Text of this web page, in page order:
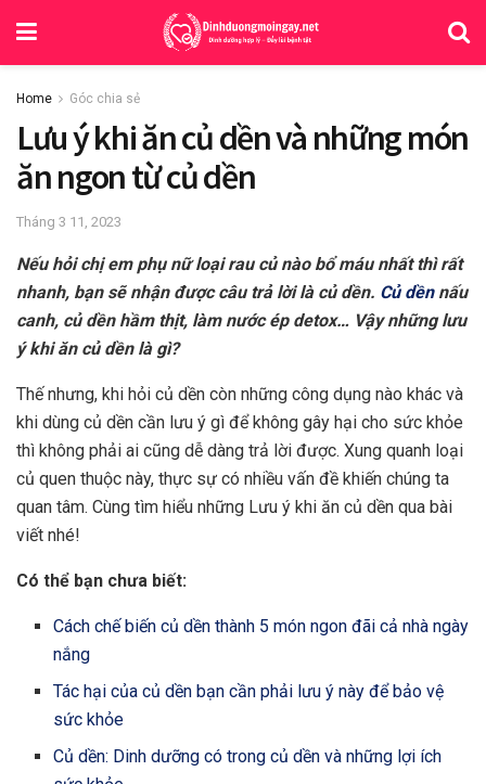
Home Góc chia sẻ
Lưu ý khi ăn củ dền và những món
ăn ngon từ củ dền
Tháng 3 11, 2023
Nếu hỏi chị em phụ nữ loại rau củ nào bổ máu nhất thì rất
nhanh, bạn sẽ nhận được câu trả lời là củ dền. Củ dềnnấu
canh, củ dền hầm thịt, làm nước ép detox… Vậy những lưu
ý khi ăn củ dền là gì?
Thế nhưng, khi hỏi củ dền còn những công dụng nào khác và
khi dùng củ dền cần lưu ý gì để không gây hại cho sức khỏe
thì không phải ai cũng dễ dàng trả lời được. Xung quanh loại
củ quen thuộc này, thực sự có nhiều vấn đề khiến chúng ta
quan tâm. Cùng tìm hiểu những Lưu ý khi ăn củ dền qua bài
viết nhé!
Có thể bạn chưa biết:
Cách chế biến củ dền thành 5 món ngon đãi cả nhà ngày
nắng
Tác hại của củ dền bạn cần phải lưu ý này để bảo vệ
sức khỏe
Củ dền: Dinh dưỡng có trong củ dền và những lợi ích